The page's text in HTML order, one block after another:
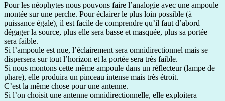
Pour les néophytes nous pouvons faire l’analogie avec une ampoule
montée sur une perche. Pour éclairer le plus loin possible (à
puissance égale), il est facile de comprendre qu’il faut d’abord
dégager la source, plus elle sera basse et masquée, plus sa portée
sera faible.
Si l’ampoule est nue, l’éclairement sera omnidirectionnel mais se
dispersera sur tout l’horizon et la portée sera très faible.
Si nous montons cette même ampoule dans un réflecteur (lampe de
phare), elle produira un pinceau intense mais très étroit.
C’est la même chose pour une antenne.
Si l’on choisit une antenne omnidirectionnelle, elle exploitera